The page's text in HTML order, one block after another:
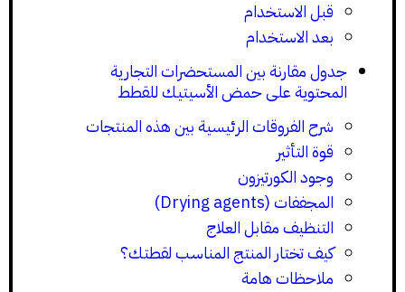
قبل الاستخدام
بعد الاستخدام
جدول مقارنة بين المستحضرات التجارية
المحتوية على حمض الأسيتيك للقطط
شرح الفروقات الرئيسية بين هذه المنتجات
قوة التأثير
وجود الكورتيزون
المجففات (Drying agents)
التنظيف مقابل العلاج
كيف تختار المنتج المناسب لقطتك؟
ملاحظات هامة